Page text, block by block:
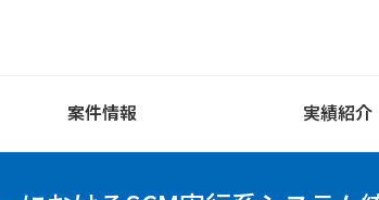
案件情報 実績紹介